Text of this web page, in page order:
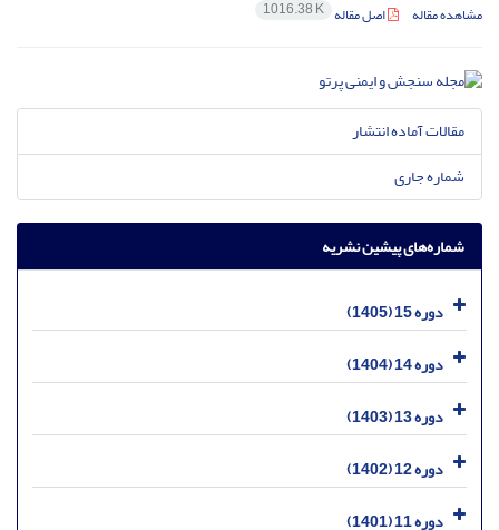
مشاهده مقاله اصل مقاله 1016.38 K
مقالات آماده انتشار
شماره جاری
شماره‌های پیشین نشریه
دوره 15 (1405)
دوره 14 (1404)
دوره 13 (1403)
دوره 12 (1402)
دوره 11 (1401)